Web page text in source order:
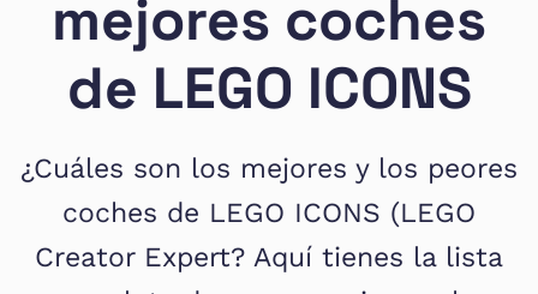
amantesmejores coches
de LEGO ICONS
¿Cuáles son los mejores y los peores
coches de LEGO ICONS (LEGO
Creator Expert? Aquí tienes la lista